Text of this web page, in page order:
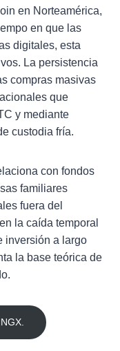
en Norteamérica,
en que las
digitales, esta
La persistencia
compras masivas
que
y mediante
custodia fría.
con fondos
familiares
fuera del
la caída temporal
inversión a largo
la base teórica de